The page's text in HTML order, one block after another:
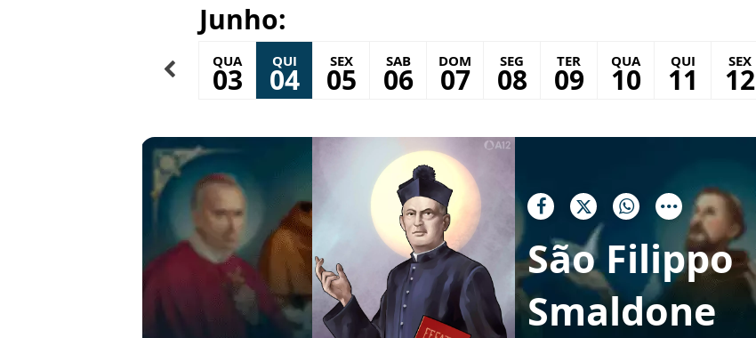
Junho:
TER
02
QUA
03
QUI
04
SEX
05
SAB
06
DOM
07
SEG
08
TER
09
QUA
10
QUI
11
SEX
12
São Filippo
Smaldone